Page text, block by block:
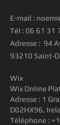
E-mail :
Tél : 06 61 31
Adresse : 94
93210 Saint-
Wix
Wix Online
Adresse : 1
D02HX96,
Téléphone :